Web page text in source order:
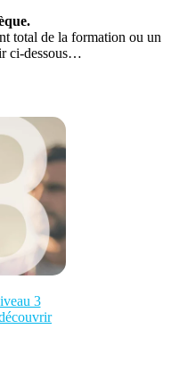
total de la formation ou un
ci-dessous…
3